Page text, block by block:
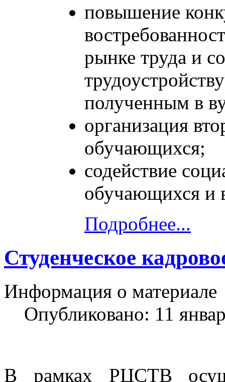
повышение
рынке труда и
полученным в
организация
обучающихся;
содействие
обучающихся и
Подробнее...
Студенческое
Информация о материале
Опубликовано: 11
В рамках РЦСТВ